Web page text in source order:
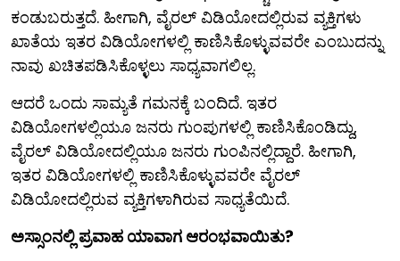
ಕಂಡುಬರುತ್ತದೆ. ಹೀಗಾಗಿ, ವೈರಲ್ ವಿಡಿಯೋದಲ್ಲಿರುವ ವ್ಯಕ್ತಿಗಳು
ಖಾತೆಯ ಇತರ ವಿಡಿಯೋಗಳಲ್ಲಿ ಕಾಣಿಸಿಕೊಳ್ಳುವವರೇ ಎಂಬುದನ್ನು
ನಾವು ಖಚಿತಪಡಿಸಿಕೊಳ್ಳಲು ಸಾಧ್ಯವಾಗಲಿಲ್ಲ.
ಆದರೆ ಒಂದು ಸಾಮ್ಯತೆ ಗಮನಕ್ಕೆ ಬಂದಿದೆ. ಇತರ
ವಿಡಿಯೋಗಳಲ್ಲಿಯೂ ಜನರು ಗುಂಪುಗಳಲ್ಲಿ ಕಾಣಿಸಿಕೊಂಡಿದ್ದು,
ವೈರಲ್ ವಿಡಿಯೋದಲ್ಲಿಯೂ ಜನರು ಗುಂಪಿನಲ್ಲಿದ್ದಾರೆ. ಹೀಗಾಗಿ,
ಇತರ ವಿಡಿಯೋಗಳಲ್ಲಿ ಕಾಣಿಸಿಕೊಳ್ಳುವವರೇ ವೈರಲ್
ವಿಡಿಯೋದಲ್ಲಿರುವ ವ್ಯಕ್ತಿಗಳಾಗಿರುವ ಸಾಧ್ಯತೆಯಿದೆ.
ಅಸ್ಸಾಂನಲ್ಲಿ ಪ್ರವಾಹ ಯಾವಾಗ ಆರಂಭವಾಯಿತು?